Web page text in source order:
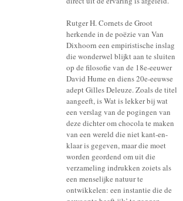
Rutger H. Cornets de Groot
herkende in de poëzie van Van
Dixhoorn een empiristische inslag
die wonderwel blijkt aan te sluiten
op de filosofie van de 18e-eeuwer
David Hume en diens 20e-eeuwse
adept Gilles Deleuze. Zoals de titel
aangeeft, is Wat is lekker bij wat
een verslag van de pogingen van
deze dichter om chocola te maken
van een wereld die niet kant-en-
klaar is gegeven, maar die moet
worden geordend om uit die
verzameling indrukken zoiets als
een menselijke natuur te
ontwikkelen: een instantie die de